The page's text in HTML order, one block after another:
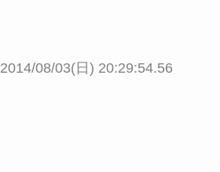
2014/08/03(日) 20:29:54.56